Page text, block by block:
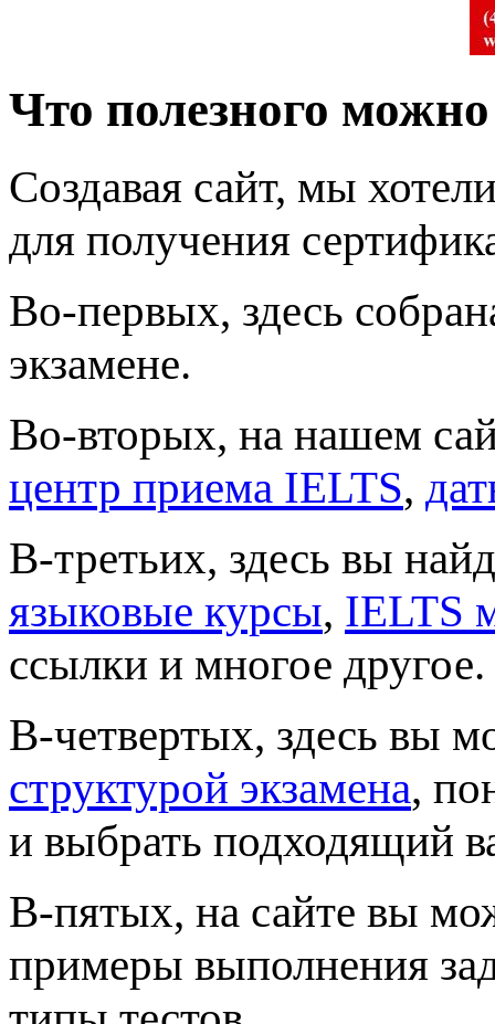
Что полезного
Создавая сайт, мы
для получения
Во-первых, здесь
экзамене.
Во-вторых, на нашем
центр приема IELTS,
В-третьих, здесь вы
языковые курсы, IELTS
ссылки и многое другое.
В-четвертых, здесь вы
структурой экзамена,
и выбрать подходящий
В-пятых, на сайте вы
примеры выполнения